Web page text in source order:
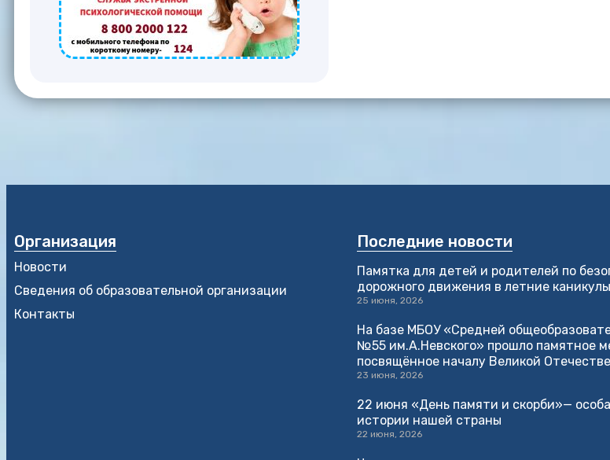
Организация
Новости
Сведения об образовательной организации
Контакты
Последние новости
Памятка для детей и родителей по
дорожного движения в летние каникулы
25 июня, 2026
На базе МБОУ «Средней
№55 им.А.Невского» прошло памятное
посвящённое началу Великой
23 июня, 2026
22 июня «День памяти и скорби»—
истории нашей страны
22 июня, 2026